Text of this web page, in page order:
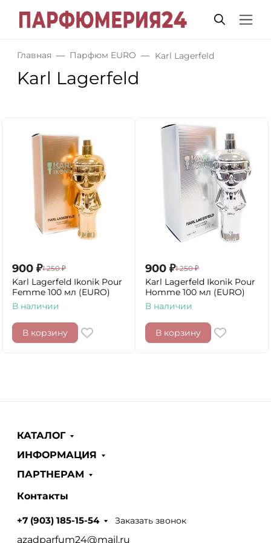
Главная Парфюм EURO Karl Lagerfeld
Karl Lagerfeld
900 ₽1 250 ₽
Karl Lagerfeld Ikonik Pour
Femme 100 мл (EURO)
В наличии
В корзину
900 ₽1 250 ₽
Karl Lagerfeld Ikonik Pour
Homme 100 мл (EURO)
В наличии
В корзину
КАТАЛОГ
ИНФОРМАЦИЯ
ПАРТНЕРАМ
Контакты
+7 (903) 185-15-54 Заказать звонок
azadparfum24@mail.ru